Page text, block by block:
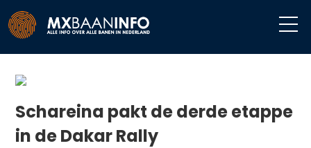
Schareina pakt de derde etappe
in de Dakar Rally